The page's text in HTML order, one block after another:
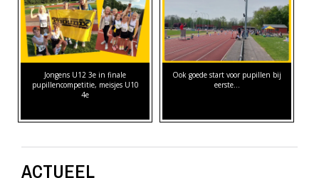
Jongens U12 3e in finale
pupillencompetitie, meisjes U10
4e
Ook goede start voor pupillen bij
eerste…
ACTUEEL